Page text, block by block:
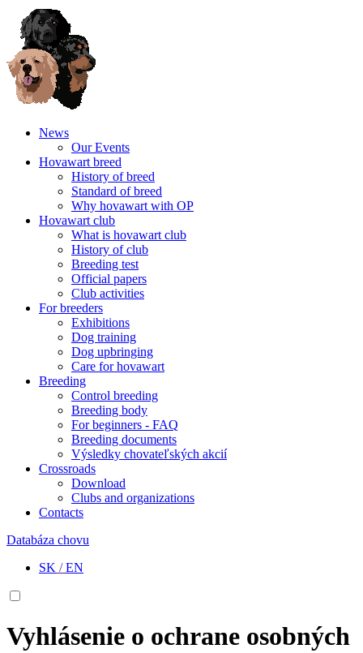
News
Our Events
Hovawart breed
History of breed
Standard of breed
Why hovawart with OP
Hovawart club
What is hovawart club
History of club
Breeding test
Official papers
Club activities
For breeders
Exhibitions
Dog training
Dog upbringing
Care for hovawart
Breeding
Control breeding
Breeding body
For beginners - FAQ
Breeding documents
Výsledky chovateľských akcií
Crossroads
Download
Clubs and organizations
Contacts
Databáza chovu
SK /EN
Vyhlásenie o ochrane osobných